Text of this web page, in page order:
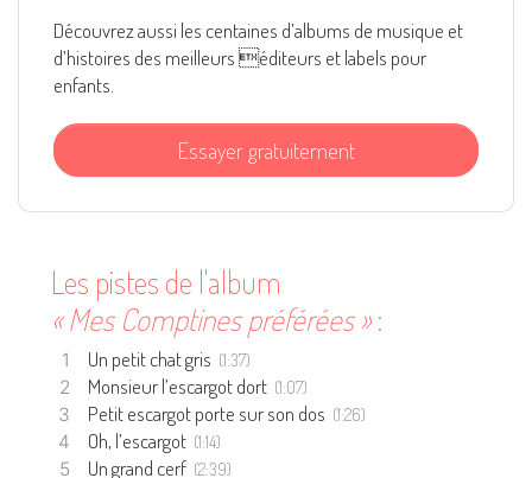
Découvrez aussi les centaines d’albums de musique et
d’histoires des meilleurs éditeurs et labels pour
enfants.
Essayer gratuitement
Les pistes de l'album
« Mes Comptines préférées »:
Un petit chat gris (1:37)
Monsieur l’escargot dort (1:07)
Petit escargot porte sur son dos (1:26)
Oh, l’escargot (1:14)
Un grand cerf (2:39)